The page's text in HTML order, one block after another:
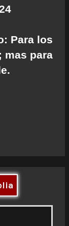
Para los
mas para